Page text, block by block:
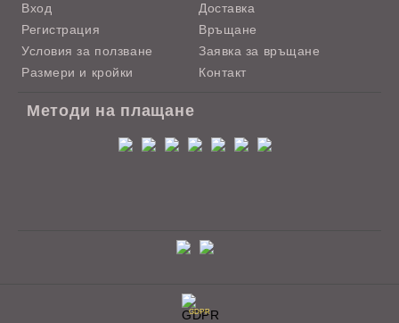
Вход
Регистрация
Условия за ползване
Размери и кройки
Доставка
Връщане
Заявка за връщане
Контакт
Методи на плащане
GDPR